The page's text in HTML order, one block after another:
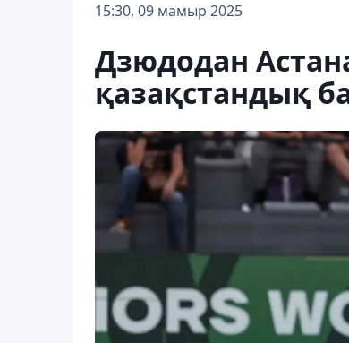
15:30, 09 мамыр 2025
Дзюдодан
қазақстандық